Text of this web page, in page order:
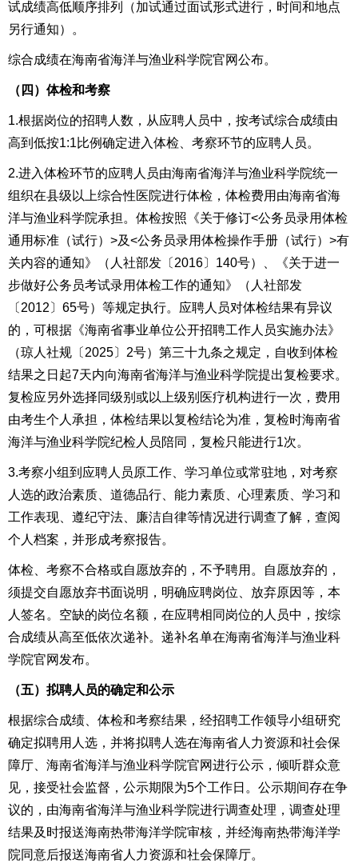
试成绩高低顺序排列（加试通过面试形式进行，时间和地点
另行通知）。
综合成绩在海南省海洋与渔业科学院官网公布。
（四） 体检和考察
1.根据岗位的招聘人数，从应聘人员中，按考试综合成绩由
高到低按1:1比例确定进入体检、考察环节的应聘人员。
2.进入体检环节的应聘人员由海南省海洋与渔业科学院统一
组织在县级以上综合性医院进行体检，体检费用由海南省海
洋与渔业科学院承担。体检按照《关于修订<公务员录用体检
通用标准（试行）>及<公务员录用体检操作手册（试行）>有
关内容的通知》（人社部发〔2016〕140号）、《关于进一
步做好公务员考试录用体检工作的通知》（人社部发
〔2012〕65号）等规定执行。 应聘人员对体检结果有异议
的，可根据 《海南省事业单位公开招聘工作人员实施办法》
（琼人社规〔2025〕2号）第三十九条之规定， 自收到体检
结果之日起7天内向海南省海洋与渔业科学院提出复检要求。
复检应另外选择同级别或以上级别医疗机构进行一次，费用
由考生个人承担，体检结果以复检结论为准，复检时海南省
海洋与渔业科学院纪检人员陪同，复检只能进行1次。
3.考察小组到应聘人员原工作、学习单位或常驻地，对考察
人选的政治素质、道德品行、能力素质、心理素质、学习和
工作表现、遵纪守法、廉洁自律等情况进行调查了解，查阅
个人档案，并形成考察报告。
体检、考察不合格或自愿放弃的，不予聘用。自愿放弃的，
须提交自愿放弃书面说明，明确应聘岗位、放弃原因等，本
人签名。空缺的岗位名额，在应聘相同岗位的人员中，按综
合成绩从高至低依次递补。递补名单在海南省海洋与渔业科
学院官网发布。
（五） 拟聘人员的确定和公示
根据综合成绩、体检和考察结果，经招聘工作领导小组研究
确定拟聘用人选，并将拟聘人选在海南省人力资源和社会保
障厅、海南省海洋与渔业科学院官网进行公示，倾听群众意
见，接受社会监督，公示期限为5个工作日。公示期间存在争
议的，由海南省海洋与渔业科学院进行调查处理，调查处理
结果及时报送海南热带海洋学院审核，并经海南热带海洋学
院同意后报送海南省人力资源和社会保障厅。